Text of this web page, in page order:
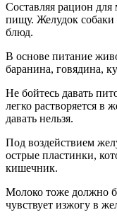
Составляя рацион
пищу. Желудок
блюд.
В основе питание
баранина, говядина,
Не бойтесь давать
легко растворяется в
давать нельзя.
Под воздействием
острые пластинки,
кишечник.
Молоко тоже должно
чувствует изжогу в